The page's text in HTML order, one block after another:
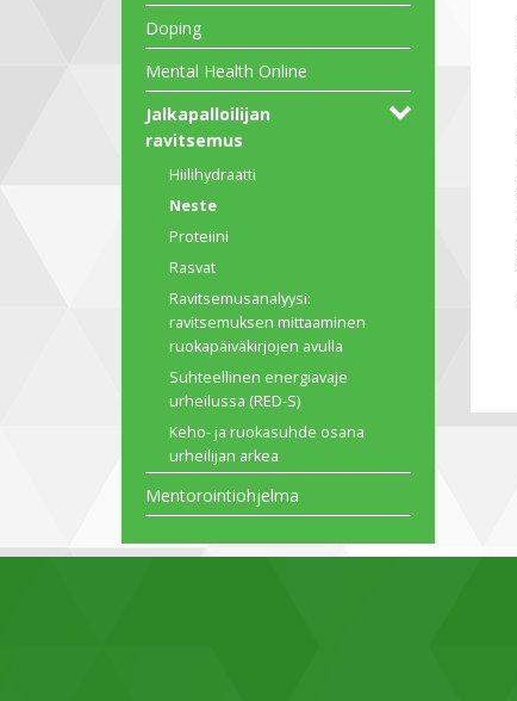
Doping
Mental Health Online
Jalkapalloilijan
ravitsemus
Hiilihydraatti
Neste
Proteiini
Rasvat
Ravitsemusanalyysi:
ravitsemuksen mittaaminen
ruokapäiväkirjojen avulla
Suhteellinen energiavaje
urheilussa (RED-S)
Keho- ja ruokasuhde osana
urheilijan arkea
Mentorointiohjelma